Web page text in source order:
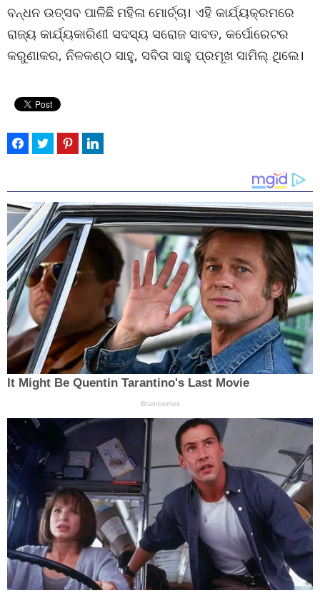
ବନ୍ଧନ ଉତ୍ସବ ପାଳିଛି ମହିଳା ମୋର୍ଚ୍ଚା। ଏହି କାର୍ଯ୍ୟକ୍ରମରେ
ରାଜ୍ୟ କାର୍ଯ୍ୟକାରିଣୀ ସଦସ୍ୟ ସରୋଜ ସାବତ, କର୍ପୋରେଟର
କରୁଣାକର, ନିଳକଣ୍ଠ ସାହୁ, ସବିତା ସାହୁ ପ୍ରମୂଖ ସାମିଲ୍ ଥିଲେ।